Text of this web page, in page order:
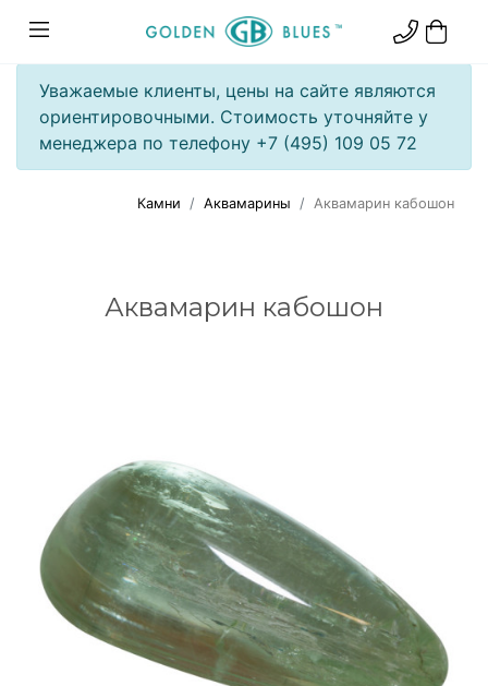
Уважаемые клиенты, цены на сайте являются
ориентировочными. Стоимость уточняйте у
менеджера по телефону +7 (495) 109 05 72
Камни Аквамарины Аквамарин кабошон
Аквамарин кабошон